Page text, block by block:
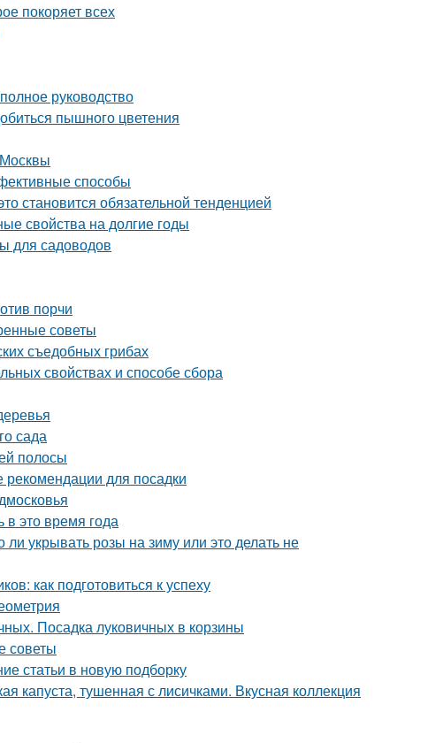
покоряет всех
руководство
пышного цветения
способы
становится обязательной тенденцией
свойства на долгие годы
для садоводов
порчи
советы
съедобных грибах
свойствах и способе сбора
сада
полосы
для посадки
это время года
укрывать розы на зиму или это делать не
как подготовиться к успеху
Посадка луковичных в корзины
советы
статьи в новую подборку
капуста, тушенная с лисичками. Вкусная коллекция